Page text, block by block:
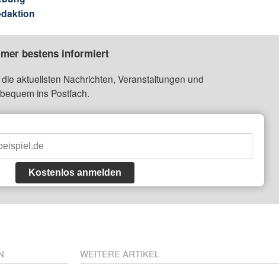
bestens informiert
aktuellsten Nachrichten, Veranstaltungen und
ins Postfach.
Kostenlos anmelden
WEITERE ARTIKEL